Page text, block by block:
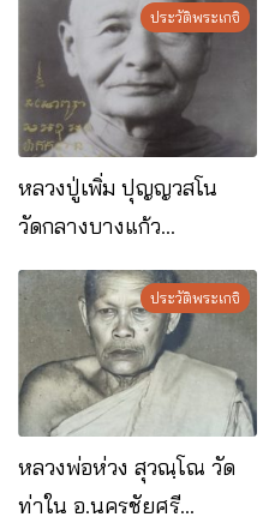
ประวัติพระเกจิ
หลวงปู่เพิ่ม ปุญญวสโน
วัดกลางบางแก้ว
อ.นครชัยศรี จ.นครปฐม
ประวัติพระเกจิ
หลวงพ่อห่วง สุวณฺโณ วัด
ท่าใน อ.นครชัยศรี